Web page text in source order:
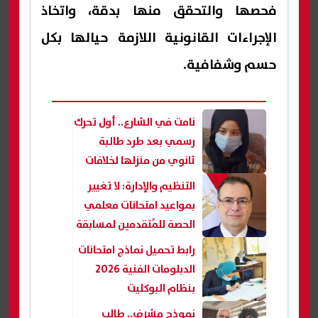
فحصها والتحقق منها بدقة، واتخاذ
الإجراءات القانونية اللازمة حيالها بكل
حسم وشفافية.
نامت في الشارع.. أول تحرك
رسمي بعد طرد طالبة
ثانوي من منزلها لخلافات
أسرية
التنظيم والإدارة: لا تغيير
بمواعيد امتحانات معلمي
الحصة للمُتقدمين لمسابقة
مادة الدراسات
رابط تحميل نماذج امتحانات
الدبلومات الفنية 2026
بنظام البوكليت
نموذج مشرف.. طالب